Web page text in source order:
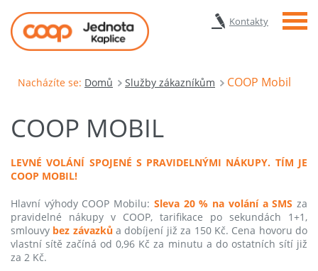
Kontakty Menu
Nacházíte se: Domů Služby zákazníkům COOP Mobil
COOP MOBIL
LEVNÉ VOLÁNÍ SPOJENÉ S PRAVIDELNÝMI NÁKUPY. TÍM JE
COOP MOBIL!
Hlavní výhody COOP Mobilu: Sleva 20 % na volání a SMS za
pravidelné nákupy v COOP, tarifikace po sekundách 1+1,
smlouvy bez závazkůa dobíjení již za 150 Kč. Cena hovoru do
vlastní sítě začíná od 0,96 Kč za minutu a do ostatních sítí již
za 2 Kč.